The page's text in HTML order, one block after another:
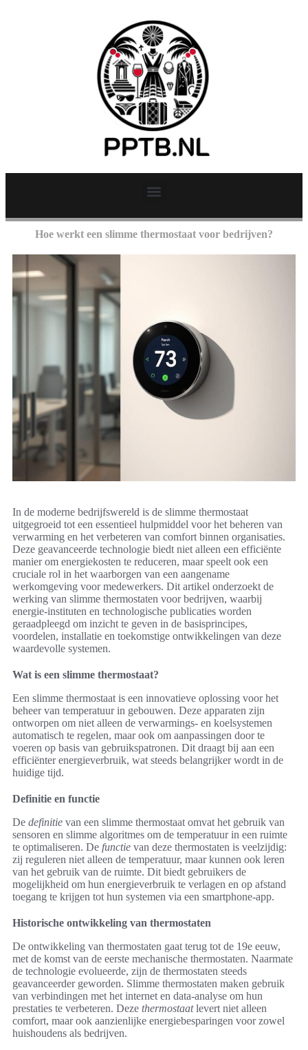
Hoe werkt een slimme thermostaat voor bedrijven?
In de moderne bedrijfswereld is de slimme thermostaat
uitgegroeid tot een essentieel hulpmiddel voor het beheren van
verwarming en het verbeteren van comfort binnen organisaties.
Deze geavanceerde technologie biedt niet alleen een efficiënte
manier om energiekosten te reduceren, maar speelt ook een
cruciale rol in het waarborgen van een aangename
werkomgeving voor medewerkers. Dit artikel onderzoekt de
werking van slimme thermostaten voor bedrijven, waarbij
energie-instituten en technologische publicaties worden
geraadpleegd om inzicht te geven in de basisprincipes,
voordelen, installatie en toekomstige ontwikkelingen van deze
waardevolle systemen.
Wat is een slimme thermostaat?
Een slimme thermostaat is een innovatieve oplossing voor het
beheer van temperatuur in gebouwen. Deze apparaten zijn
ontworpen om niet alleen de verwarmings- en koelsystemen
automatisch te regelen, maar ook om aanpassingen door te
voeren op basis van gebruikspatronen. Dit draagt bij aan een
efficiënter energieverbruik, wat steeds belangrijker wordt in de
huidige tijd.
Definitie en functie
De definitie van een slimme thermostaat omvat het gebruik van
sensoren en slimme algoritmes om de temperatuur in een ruimte
te optimaliseren. De functie van deze thermostaten is veelzijdig:
zij reguleren niet alleen de temperatuur, maar kunnen ook leren
van het gebruik van de ruimte. Dit biedt gebruikers de
mogelijkheid om hun energieverbruik te verlagen en op afstand
toegang te krijgen tot hun systemen via een smartphone-app.
Historische ontwikkeling van thermostaten
De ontwikkeling van thermostaten gaat terug tot de 19e eeuw,
met de komst van de eerste mechanische thermostaten. Naarmate
de technologie evolueerde, zijn de thermostaten steeds
geavanceerder geworden. Slimme thermostaten maken gebruik
van verbindingen met het internet en data-analyse om hun
prestaties te verbeteren. Deze thermostaatlevert niet alleen
comfort, maar ook aanzienlijke energiebesparingen voor zowel
huishoudens als bedrijven.